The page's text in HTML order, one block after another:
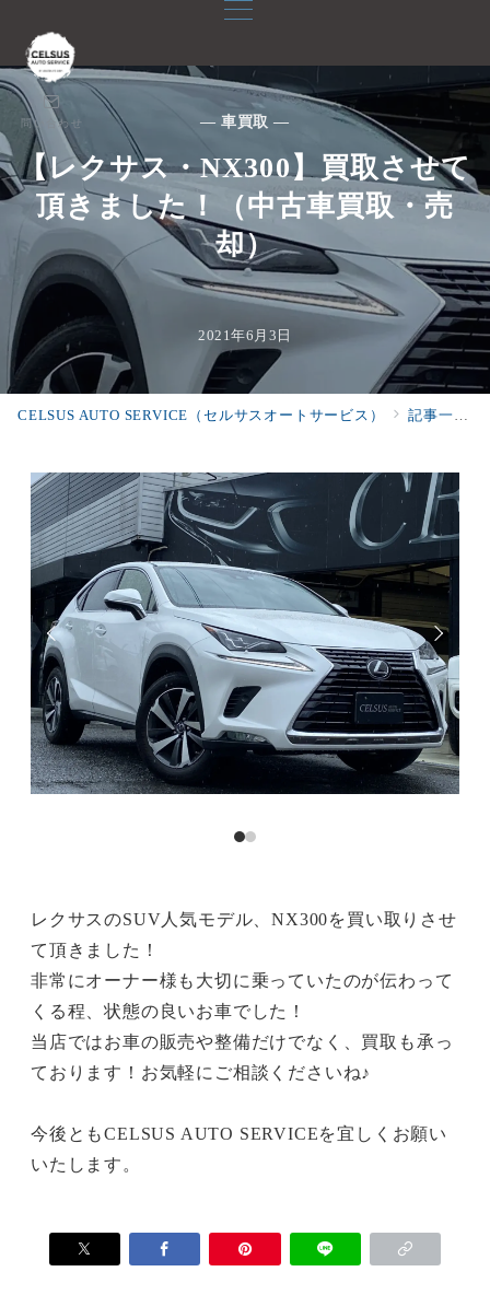
問い合わせ — 車買取 —
【レクサス・NX300】買取させて
頂きました！（中古車買取・売
却）
2021年6月3日
CELSUS AUTO SERVICE（セルサスオートサービス） 記事一覧
レクサスのSUV人気モデル、NX300を買い取りさせ
て頂きました！
非常にオーナー様も大切に乗っていたのが伝わって
くる程、状態の良いお車でした！
当店ではお車の販売や整備だけでなく、買取も承っ
ております！お気軽にご相談くださいね♪
今後ともCELSUS AUTO SERVICEを宜しくお願い
いたします。